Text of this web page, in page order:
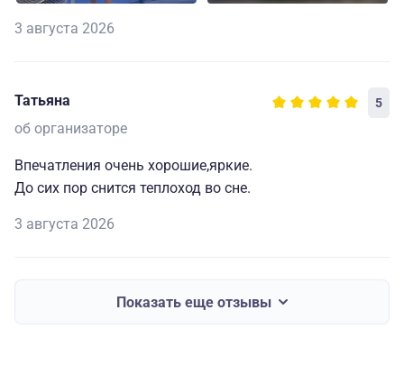
3 августа 2026
Татьяна 5
об организаторе
Впечатления очень хорошие,яркие.
До сих пор снится теплоход во сне.
3 августа 2026
Показать еще отзывы